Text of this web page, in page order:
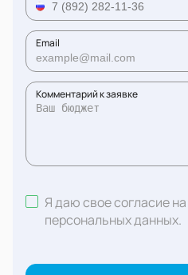
Email
Комментарий к заявке
Я даю свое согласие на
персональных данных.